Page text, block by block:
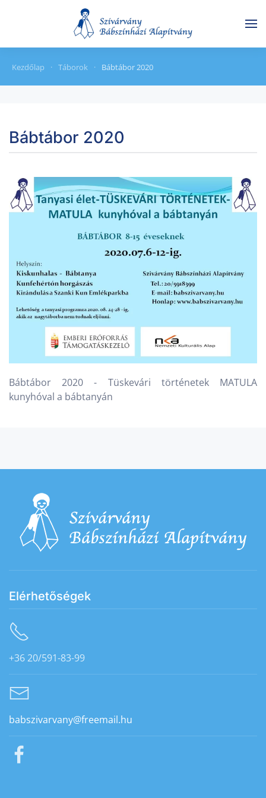
Skip to main content
Kezdőlap Táborok Bábtábor 2020
Bábtábor 2020
Bábtábor 2020 - Tüskevári történetek MATULA
kunyhóval a bábtanyán
Elérhetőségek
+36 20/591-83-99
babszivarvany@freemail.hu